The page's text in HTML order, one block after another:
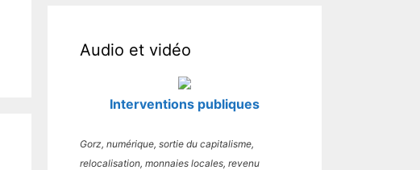
Audio et vidéo
Interventions publiques
Gorz, numérique, sortie du capitalisme,
relocalisation, monnaies locales, revenu